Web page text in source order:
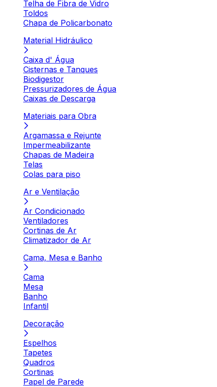
Telha de Fibra de Vidro
Toldos
Chapa de Policarbonato
Material Hidráulico
Caixa d' Água
Cisternas e Tanques
Biodigestor
Pressurizadores de Água
Caixas de Descarga
Materiais para Obra
Argamassa e Rejunte
Impermeabilizante
Chapas de Madeira
Telas
Colas para piso
Ar e Ventilação
Ar Condicionado
Ventiladores
Cortinas de Ar
Climatizador de Ar
Cama, Mesa e Banho
Cama
Mesa
Banho
Infantil
Decoração
Espelhos
Tapetes
Quadros
Cortinas
Papel de Parede